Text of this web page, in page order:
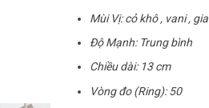
Mùi Vị: cỏ khô , vani ,
Độ Mạnh: Trung bình
Chiều dài: 13 cm
Vòng đo (Ring): 50